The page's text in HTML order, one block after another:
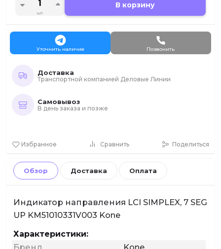
Избранное Сравнить Поделиться
шт.
В корзину
Уточнить наличие Позвонить
Доставка
Транспортной компанией Деловые Линии
Самовывоз
В день заказа и позже
Обзор Доставка Оплата
Индикатор направления LCI SIMPLEX, 7 SEG
UP KM51010331V003 Kone
Характеристики:
Бренд Kone